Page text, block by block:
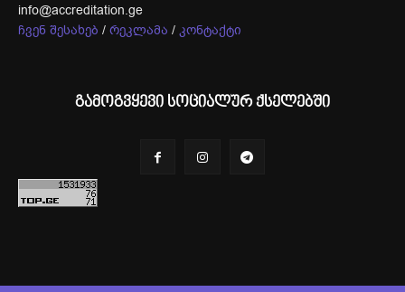
info@accreditation.ge
ჩვენ შესახებ / რეკლამა / კონტაქტი
გამოგვყევი სოციალურ ქსელებში